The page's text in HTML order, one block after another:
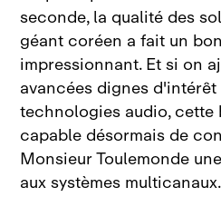
seconde, la qualité des
géant coréen a fait un
impressionnant. Et si on
avancées dignes
technologies audio, cette
capable désormais de
Monsieur Toulemonde
aux systèmes multicanaux.